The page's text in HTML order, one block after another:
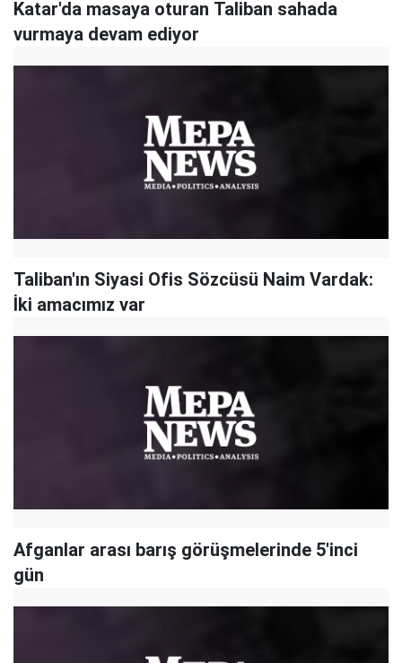
Katar'da masaya oturan Taliban sahada
vurmaya devam ediyor
Taliban'ın Siyasi Ofis Sözcüsü Naim Vardak:
İki amacımız var
Afganlar arası barış görüşmelerinde 5'inci
gün